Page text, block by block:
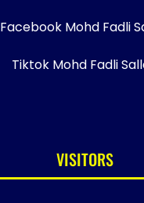
Facebook Mohd Fadli
Tiktok Mohd Fadli
VISITORS